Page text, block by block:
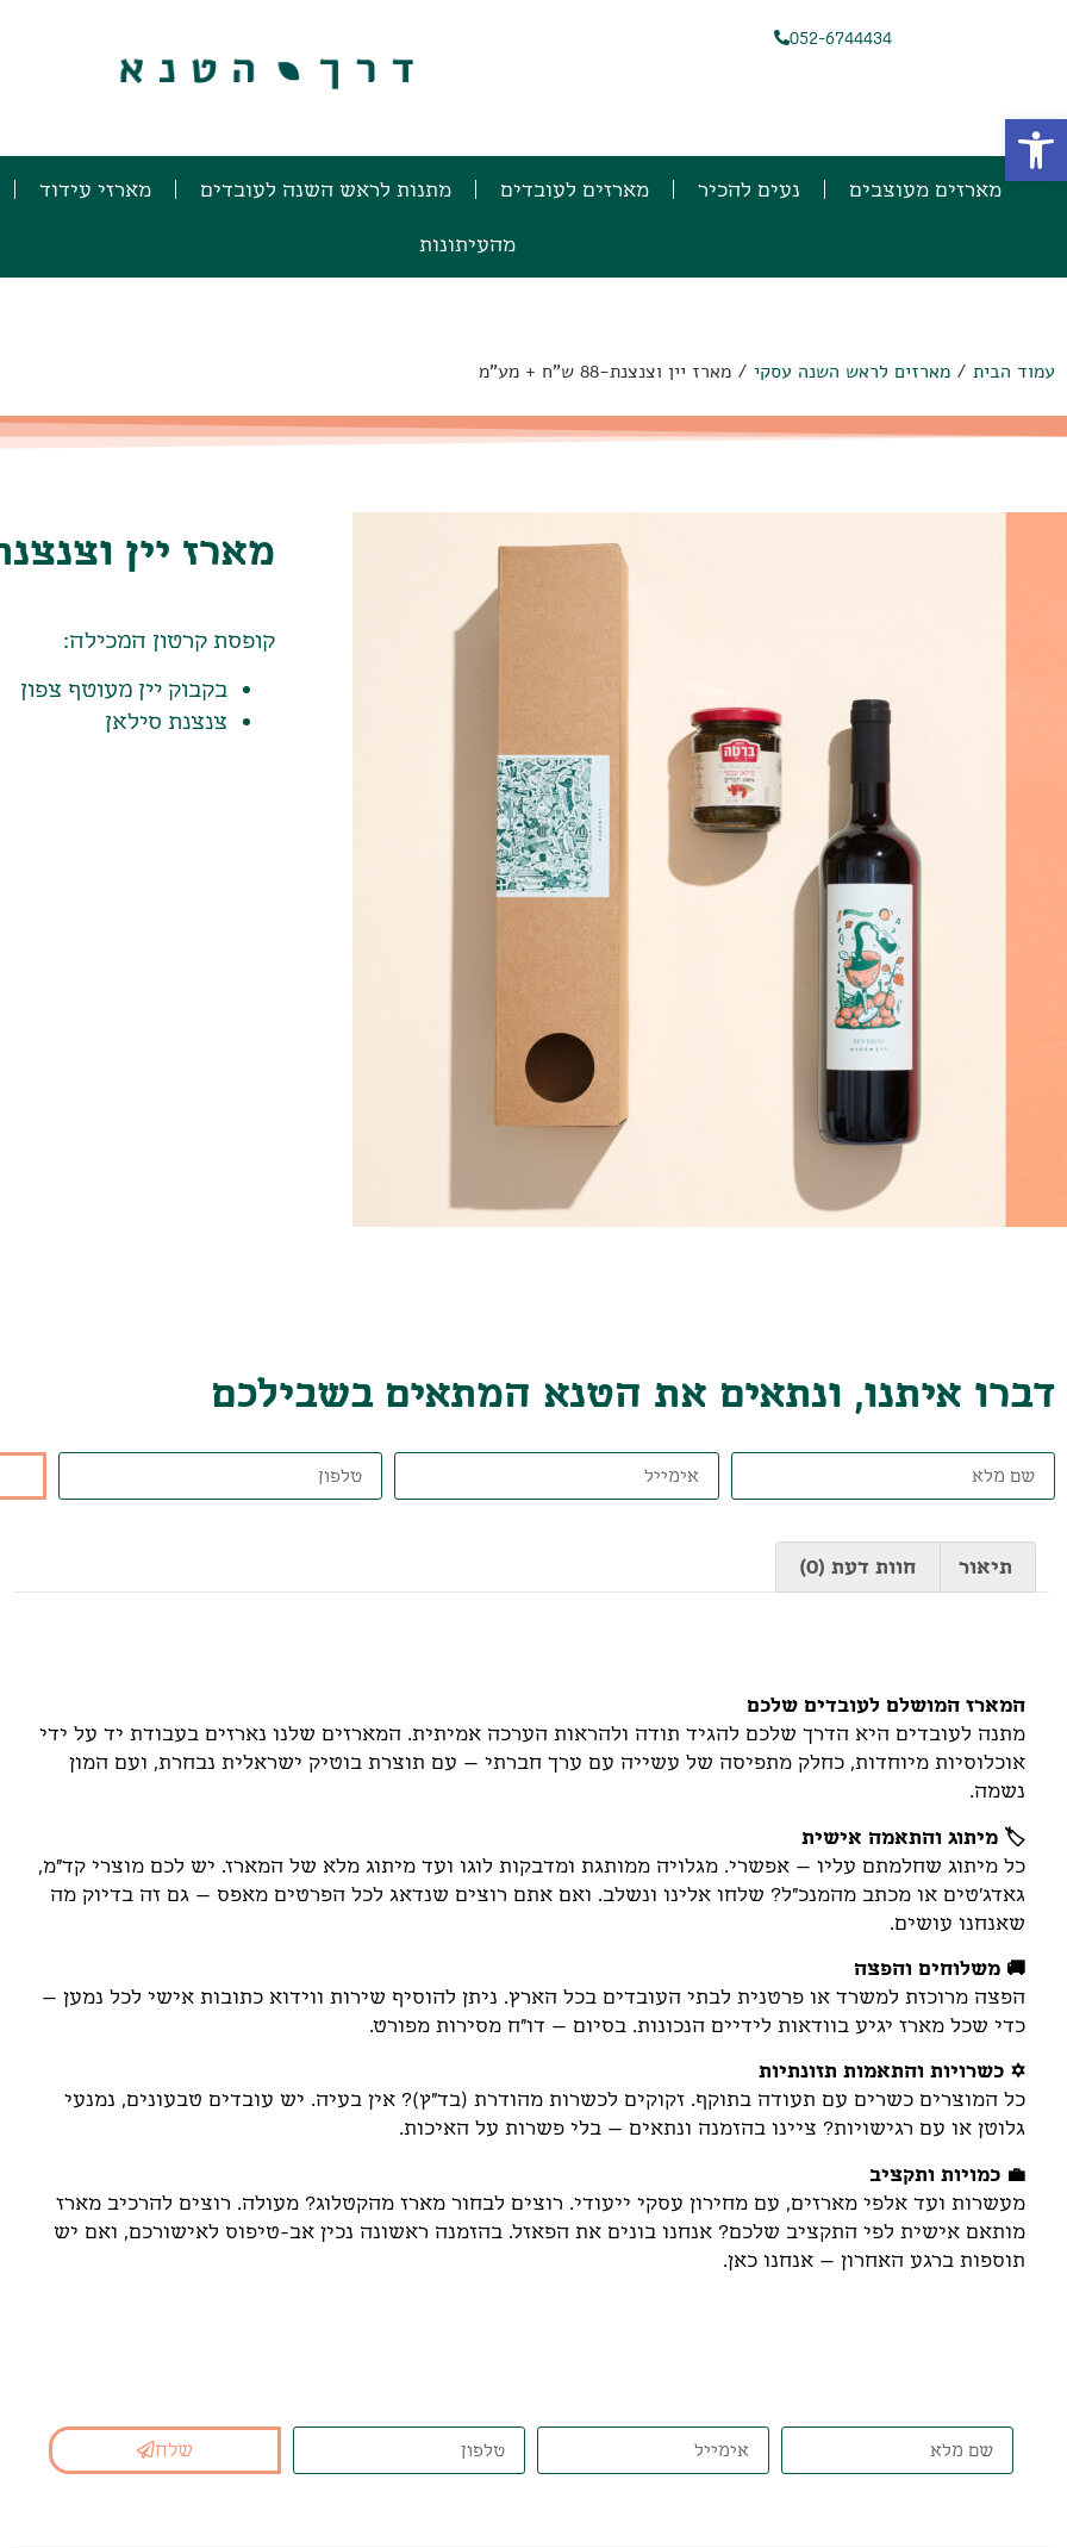
052-6744434
מארזים מעוצבים נעים להכיר מארזים לעובדים מתנות לראש השנה לעובדים מארזי עידוד
מהעיתונות
עמוד הבית / מארזים לראש השנה עסקי / מארז יין וצנצנת-88 ש"ח + מע"מ
מארז יין וצנצנת-88 ש"ח +
קופסת קרטון המכילה:
בקבוק יין מעוטף צפון
צנצנת סילאן
דברו איתנו, ונתאים את הטנא המתאים בשבילכם
תיאור חוות דעת (0)
המארז המושלם לעובדים שלכם
מתנה לעובדים היא הדרך שלכם להגיד תודה ולהראות הערכה אמיתית. המארזים שלנו נארזים בעבודת יד על ידי
אוכלוסיות מיוחדות, כחלק מתפיסה של עשייה עם ערך חברתי – עם תוצרת בוטיק ישראלית נבחרת, ועם המון
נשמה.
🏷️ מיתוג והתאמה אישית
כל מיתוג שחלמתם עליו – אפשרי. מגלויה ממותגת ומדבקות לוגו ועד מיתוג מלא של המארז. יש לכם מוצרי קד"מ,
גאדג'טים או מכתב מהמנכ"ל? שלחו אלינו ונשלב. ואם אתם רוצים שנדאג לכל הפרטים מאפס – גם זה בדיוק מה
שאנחנו עושים.
🚚 משלוחים והפצה
הפצה מרוכזת למשרד או פרטנית לבתי העובדים בכל הארץ. ניתן להוסיף שירות ווידוא כתובות אישי לכל נמען –
כדי שכל מארז יגיע בוודאות לידיים הנכונות. בסיום – דו"ח מסירות מפורט.
✡️ כשרויות והתאמות תזונתיות
כל המוצרים כשרים עם תעודה בתוקף. זקוקים לכשרות מהודרת (בד"ץ)? אין בעיה. יש עובדים טבעונים, נמנעי
גלוטן או עם רגישויות? ציינו בהזמנה ונתאים – בלי פשרות על האיכות.
💼 כמויות ותקציב
מעשרות ועד אלפי מארזים, עם מחירון עסקי ייעודי. רוצים לבחור מארז מהקטלוג? מעולה. רוצים להרכיב מארז
מותאם אישית לפי התקציב שלכם? אנחנו בונים את הפאזל. בהזמנה ראשונה נכין אב-טיפוס לאישורכם, ואם יש
תוספות ברגע האחרון – אנחנו כאן.
שלח
פתח סרגל נגישות